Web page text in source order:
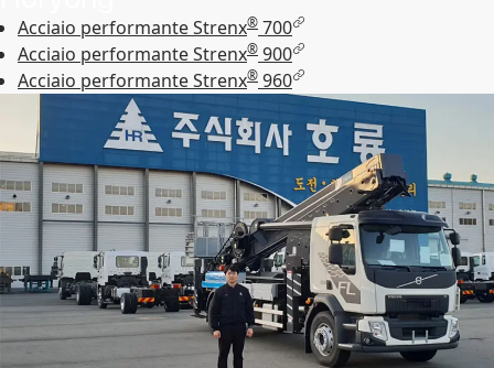
Acciaio performante Strenx® 700
Acciaio performante Strenx® 900
Acciaio performante Strenx® 960